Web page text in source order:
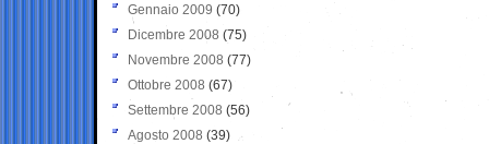
Gennaio 2009 (70)
Dicembre 2008 (75)
Novembre 2008 (77)
Ottobre 2008 (67)
Settembre 2008 (56)
Agosto 2008 (39)